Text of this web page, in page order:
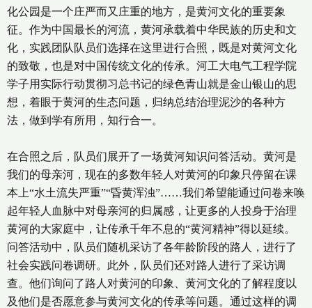
化公园是一个庄严而又庄重的地方，是黄河文化的重要象
征。作为中国最长的河流，黄河承载着中华民族的历史和文
化，实践团队队员们选择在这里进行合照，既是对黄河文化
的致敬，也是对中国传统文化的传承。河工大电气工程学院
学子用实际行动贯彻习总书记的绿色青山就是金山银山的思
想，着眼于黄河的生态问题，归纳总结治理泥沙的各种方
法，做到学有所用，知行合一。
在合照之后，队员们展开了一场黄河知识问答活动。黄河是
我们的母亲河，现在的多数年轻人对黄河的印象只停留在课
本上“水土流失严重”“昏黄浑浊”……我们希望能通过问卷来唤
起年轻人血脉中对母亲河的归属感，让更多的人投身于治理
黄河的大家庭中，让传承千年不息的“黄河精神”得以延续。
问答活动中，队员们随机采访了各年龄阶段的路人，进行了
社会实践问卷调研。此外，队员们还对路人进行了采访调
查。他们询问了路人对黄河的印象、黄河文化的了解程度以
及他们是否愿意参与黄河文化的传承等问题。通过这样的调